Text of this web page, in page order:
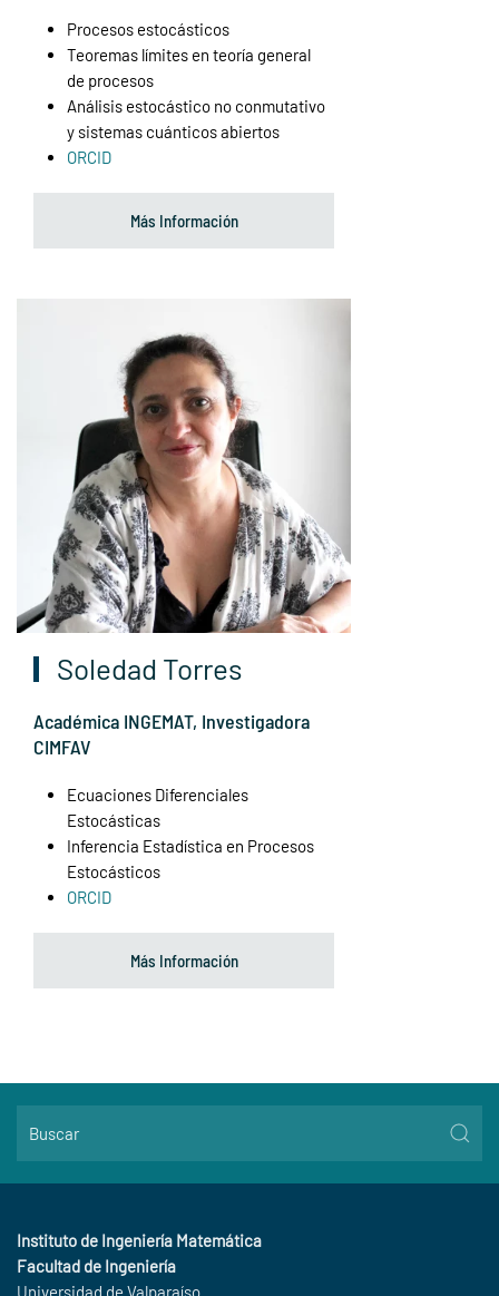
Procesos estocásticos
Teoremas límites en teoría general
de procesos
Análisis estocástico no conmutativo
y sistemas cuánticos abiertos
ORCID
Más Información
Soledad Torres
Académica INGEMAT, Investigadora
CIMFAV
Ecuaciones Diferenciales
Estocásticas
Inferencia Estadística en Procesos
Estocásticos
ORCID
Más Información
Instituto de Ingeniería Matemática
Facultad de Ingeniería
Universidad de Valparaíso